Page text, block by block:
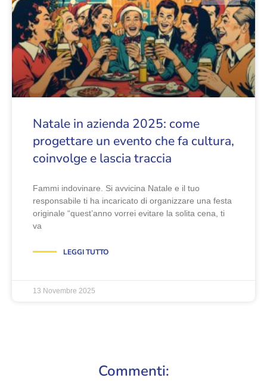
Natale in azienda 2025: come
progettare un evento che fa cultura,
coinvolge e lascia traccia
Fammi indovinare. Si avvicina Natale e il tuo
responsabile ti ha incaricato di organizzare una festa
originale “quest’anno vorrei evitare la solita cena, ti
va
LEGGI TUTTO
13 Novembre 2025
Commenti: